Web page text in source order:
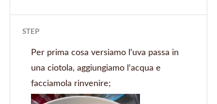
STEP
Per prima cosa versiamo l'uva passa in
una ciotola, aggiungiamo l'acqua e
facciamola rinvenire;